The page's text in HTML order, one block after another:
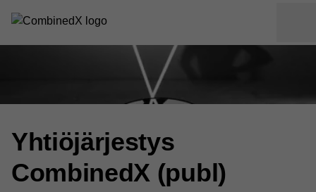
Yhtiöjärjestys
CombinedX (publ)